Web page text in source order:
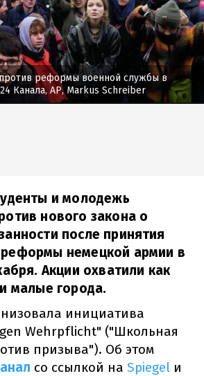
реформы военной службы в
Канала, AP, Markus Schreiber
и молодежь
нового закона о
после принятия
немецкой армии в
Акции охватили как
малые города.
инициатива
Wehrpflicht" ("Школьная
призыва"). Об этом
со ссылкой на Spiegel и